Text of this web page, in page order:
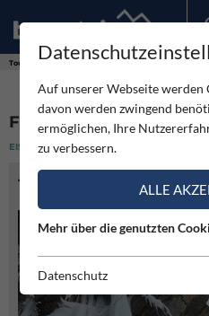
Touren
FROSNITZFALL
EISKLETTERN MITTEL
TOURENINFO
Auf unserer Webseite werden
davon werden zwingend
ermöglichen, Ihre
zu verbessern.
ALLE
Mehr über die genutzten
Datenschutz